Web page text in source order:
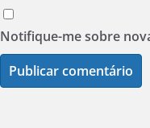
Notifique-me sobre